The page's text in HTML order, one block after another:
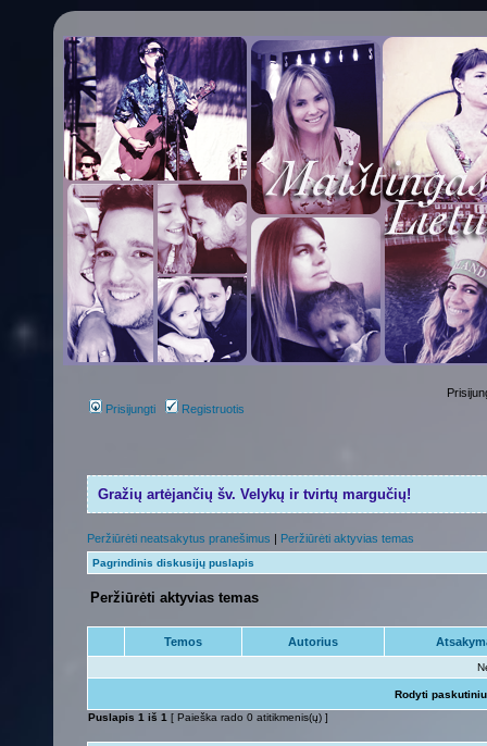
Prisijungti Registruotis
Gražių artėjančių šv. Velykų ir tvirtų margučių!
Peržiūrėti neatsakytus pranešimus | Peržiūrėti aktyvias temas
Pagrindinis diskusijų puslapis
Peržiūrėti aktyvias temas
Temos Autorius
Rodyti
Puslapis 1 iš 1 [ Paieška rado 0 atitikmenis(ų) ]